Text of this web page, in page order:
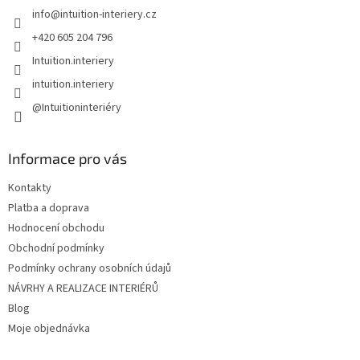
info@intuition-interiery.cz
+420 605 204 796
Intuition.interiery
intuition.interiery
@Intuitioninteriéry
Informace pro vás
Kontakty
Platba a doprava
Hodnocení obchodu
Obchodní podmínky
Podmínky ochrany osobních údajů
NÁVRHY A REALIZACE INTERIÉRŮ
Blog
Moje objednávka